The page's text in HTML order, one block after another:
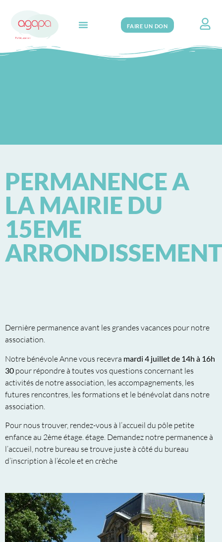
FAIRE UN DON
PERMANENCE A
LA MAIRIE DU
15EME
ARRONDISSEMENT
Dernière permanence avant les grandes vacances pour notre
association.
Notre bénévole Anne vous recevra mardi 4 juillet de 14h à 16h
30 pour répondre à toutes vos questions concernant les
activités de notre association, les accompagnements, les
futures rencontres, les formations et le bénévolat dans notre
association.
Pour nous trouver, rendez-vous à l’accueil du pôle petite
enfance au 2ème étage. étage. Demandez notre permanence à
l’accueil, notre bureau se trouve juste à côté du bureau
d’inscription à l’école et en crèche